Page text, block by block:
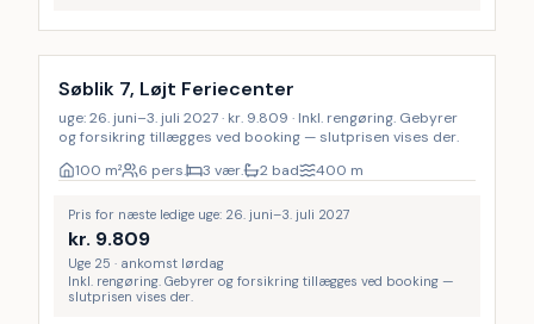
Inkl. rengøring
Søblik 7, Løjt Feriecenter
uge: 26. juni–3. juli 2027 · kr. 9.809 · Inkl. rengøring. Gebyrer
og forsikring tillægges ved booking — slutprisen vises der.
100 m² 6 pers. 3 vær. 2 bad 400 m
Pris for næste ledige uge: 26. juni–3. juli 2027
kr. 9.809
Uge 25 · ankomst lørdag
Inkl. rengøring. Gebyrer og forsikring tillægges ved booking —
slutprisen vises der.